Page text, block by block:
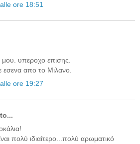
ore 18:51
υπεροχο επισης.
εσενα απο το Μιλανο.
ore 19:27
πολύ ιδιαίτερο...πολύ αρωματικό